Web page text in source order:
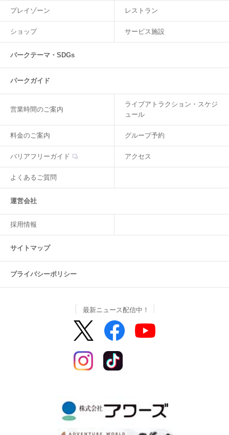
プレイゾーン レストラン
ショップ サービス施設
パークテーマ・SDGs
パークガイド
営業時間のご案内
ライブアトラクション・スケジ
ュール
料金のご案内 グループ予約
バリアフリーガイド アクセス
よくあるご質問
運営会社
採用情報
サイトマップ
プライバシーポリシー
最新ニュース配信中！